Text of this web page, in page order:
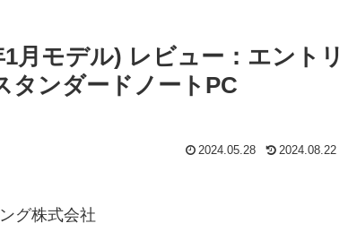
月モデル) レビュー：エントリ
タンダードノートPC
2024.05.28 2024.08.22
グ株式会社